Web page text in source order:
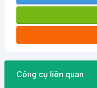
Công cụ liên quan